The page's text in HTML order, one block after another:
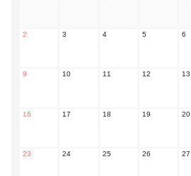
2 3 4 5 6
9 10 11 12 13
16 17 18 19 20
23 24 25 26 27